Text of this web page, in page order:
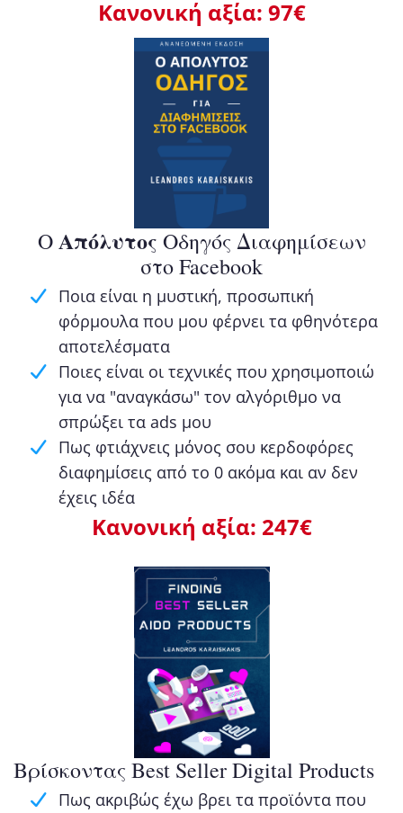
Κανονική αξία: 97€
ΟΑπόλυτος Οδηγός Διαφημίσεων
στο Facebook
Ποια είναι η μυστική, προσωπική
φόρμουλα που μου φέρνει τα φθηνότερα
αποτελέσματα
Ποιες είναι οι τεχνικές που χρησιμοποιώ
για να "αναγκάσω" τον αλγόριθμο να
σπρώξει τα ads μου
Πως φτιάχνεις μόνος σου κερδοφόρες
διαφημίσεις από το 0 ακόμα και αν δεν
έχεις ιδέα
Κανονική αξία: 247€
Βρίσκοντας Best Seller Digital Products
Πως ακριβώς έχω βρει τα προϊόντα που